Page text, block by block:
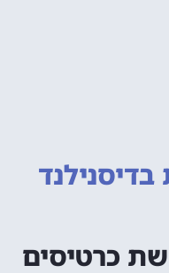
בדיסנילנד
כרטיסים